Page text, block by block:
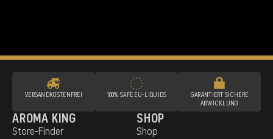
VERSANDKOSTEN­FREI 100% SAFE EU‑LIQUIDS
GARANTIERT SICHERE
ABWICKLUNG
AROMA KING
Store-Finder
SHOP
Shop